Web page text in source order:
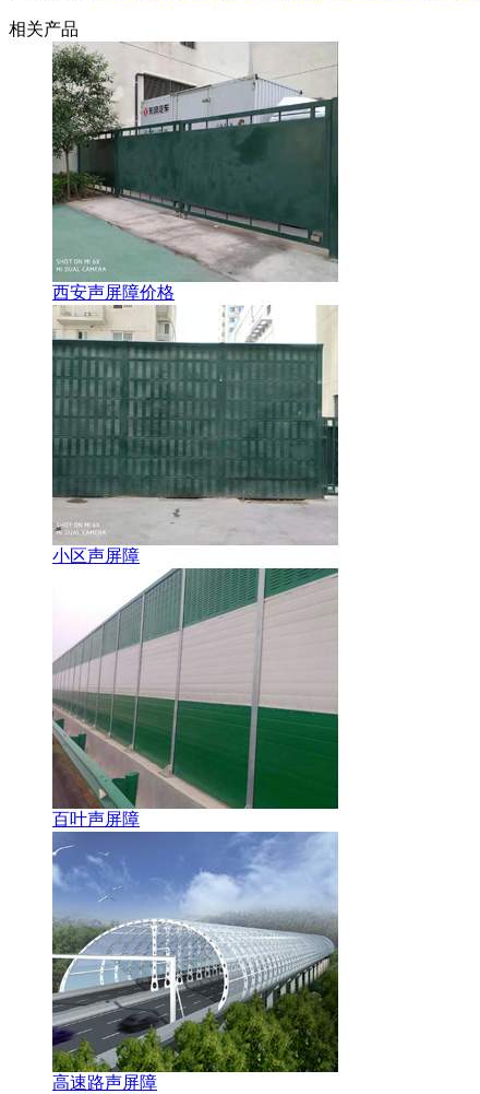
相关产品
西安声屏障价格
小区声屏障
百叶声屏障
高速路声屏障